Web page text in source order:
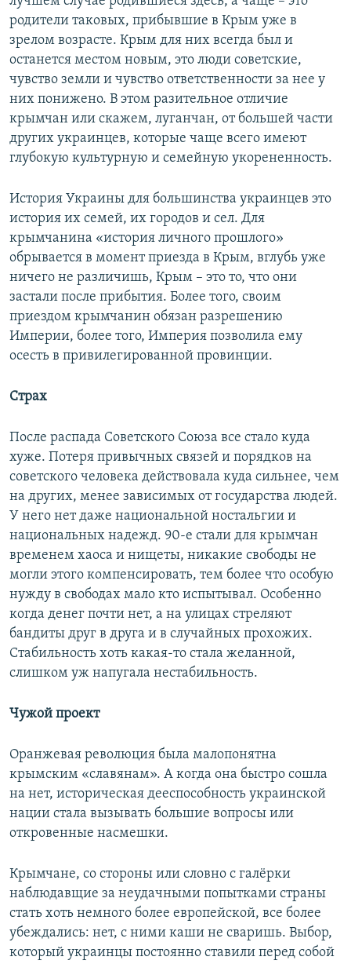
родители таковых, прибывшие в Крым уже в
зрелом возрасте. Крым для них всегда был и
останется местом новым, это люди советские,
чувство земли и чувство ответственности за нее у
них понижено. В этом разительное отличие
крымчан или скажем, луганчан, от большей части
других украинцев, которые чаще всего имеют
глубокую культурную и семейную укорененность.
История Украины для большинства украинцев это
история их семей, их городов и сел. Для
крымчанина «история личного прошлого»
обрывается в момент приезда в Крым, вглубь уже
ничего не различишь, Крым – это то, что они
застали после прибытия. Более того, своим
приездом крымчанин обязан разрешению
Империи, более того, Империя позволила ему
осесть в привилегированной провинции.
Страх
После распада Советского Союза все стало куда
хуже. Потеря привычных связей и порядков на
советского человека действовала куда сильнее, чем
на других, менее зависимых от государства людей.
У него нет даже национальной ностальгии и
национальных надежд. 90-е стали для крымчан
временем хаоса и нищеты, никакие свободы не
могли этого компенсировать, тем более что особую
нужду в свободах мало кто испытывал. Особенно
когда денег почти нет, а на улицах стреляют
бандиты друг в друга и в случайных прохожих.
Стабильность хоть какая-то стала желанной,
слишком уж напугала нестабильность.
Чужой проект
Оранжевая революция была малопонятна
крымским «славянам». А когда она быстро сошла
на нет, историческая дееспособность украинской
нации стала вызывать большие вопросы или
откровенные насмешки.
Крымчане, со стороны или словно с галёрки
наблюдавщие за неудачными попытками страны
стать хоть немного более европейской, все более
убеждались: нет, с ними каши не сваришь. Выбор,
который украинцы постоянно ставили перед собой